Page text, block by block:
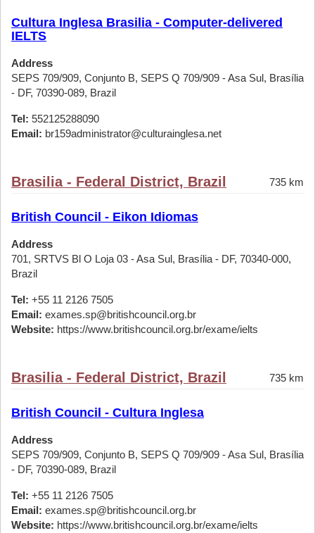
Cultura Inglesa Brasilia - Computer-delivered
IELTS
Address
SEPS 709/909, Conjunto B, SEPS Q 709/909 - Asa Sul, Brasília
- DF, 70390-089, Brazil
Tel: 552125288090
Email: br159administrator@culturainglesa.net
Brasilia - Federal District, Brazil 735 km
British Council - Eikon Idiomas
Address
701, SRTVS Bl O Loja 03 - Asa Sul, Brasília - DF, 70340-000,
Brazil
Tel: +55 11 2126 7505
Email: exames.sp@britishcouncil.org.br
Website: https://www.britishcouncil.org.br/exame/ielts
Brasilia - Federal District, Brazil 735 km
British Council - Cultura Inglesa
Address
SEPS 709/909, Conjunto B, SEPS Q 709/909 - Asa Sul, Brasília
- DF, 70390-089, Brazil
Tel: +55 11 2126 7505
Email: exames.sp@britishcouncil.org.br
Website: https://www.britishcouncil.org.br/exame/ielts